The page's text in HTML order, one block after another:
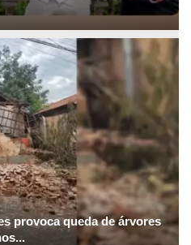
provoca queda de árvores